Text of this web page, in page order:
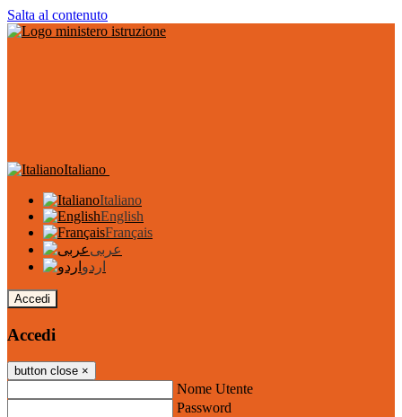
Salta al contenuto
Italiano
Italiano
English
Français
عربى
اردو
Accedi
Accedi
button close ×
Nome Utente
Password